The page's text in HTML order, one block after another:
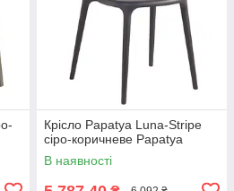
Крісло Papatya Luna-Stripe
сіро-коричневе Papatya
В наявності